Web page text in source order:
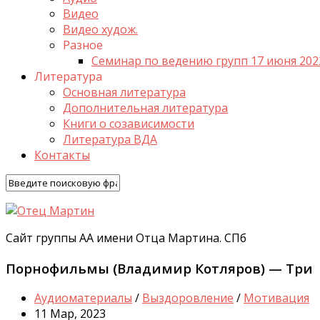
Видео
Видео худож.
Разное
Семинар по ведению групп 17 июня
Литература
Основная литература
Дополнительная литература
Книги о созависимости
Литература ВДА
Контакты
Сайт группы АА имени Отца Мартина. СПб
Порнофильмы (Владимир Котляров) — Три
Аудиоматериалы / Выздоровление / Мотивация
11 Мар, 2023